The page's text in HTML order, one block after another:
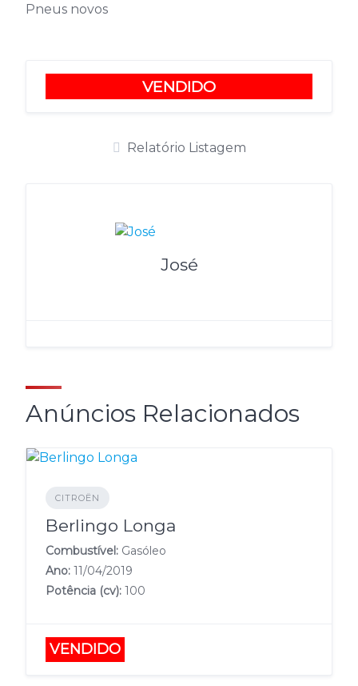
Pneus novos
VENDIDO
Relatório Listagem
José
Anúncios Relacionados
CITROËN
Berlingo Longa
Combustível: Gasóleo
Ano: 11/04/2019
Potência (cv): 100
VENDIDO